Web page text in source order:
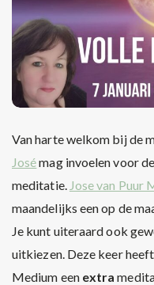
Van harte welkom bij de
Josémag invoelen voor
meditatie. Jose van Puur
maandelijks een op de
Je kunt uiteraard ook
uitkiezen. Deze keer
Medium een extra